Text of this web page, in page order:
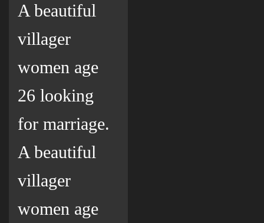
A beautiful
villager
women age
26 looking
for marriage.
A beautiful
villager
women age